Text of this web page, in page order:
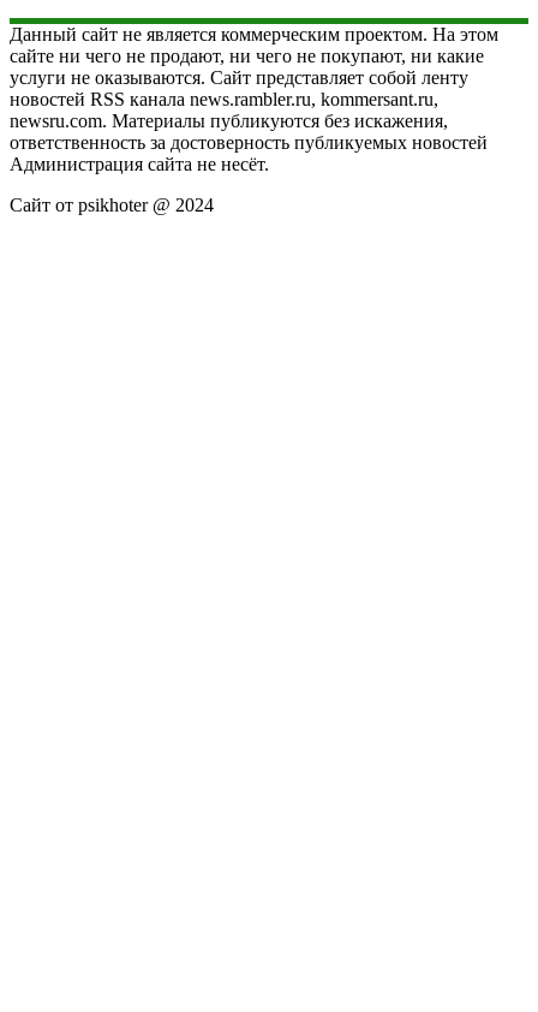
Данный сайт не является коммерческим проектом. На этом
сайте ни чего не продают, ни чего не покупают, ни какие
услуги не оказываются. Сайт представляет собой ленту
новостей RSS канала news.rambler.ru, kommersant.ru,
newsru.com. Материалы публикуются без искажения,
ответственность за достоверность публикуемых новостей
Администрация сайта не несёт.
Сайт от psikhoter @ 2024